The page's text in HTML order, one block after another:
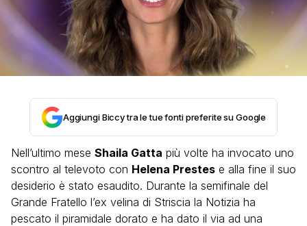
Aggiungi Biccy tra le tue fonti preferite su Google
Nell’ultimo mese Shaila Gatta più volte ha invocato uno
scontro al televoto con Helena Prestes e alla fine il suo
desiderio è stato esaudito. Durante la semifinale del
Grande Fratello l’ex velina di Striscia la Notizia ha
pescato il piramidale dorato e ha dato il via ad una